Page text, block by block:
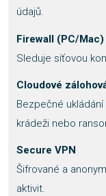
údajů.
Firewall (PC/Mac)
Sleduje síťovou
Cloudové
Bezpečné
krádeži nebo
Secure VPN
Šifrované a
aktivit.